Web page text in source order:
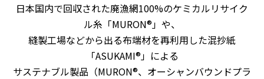
日本国内で回収された廃漁網100%のケミカルリサイク
ル糸「MURON®」や、
縫製工場などから出る布端材を再利用した混抄紙
「ASUKAMI®」による
サステナブル製品（MURON®、オーシャンバウンドプラ